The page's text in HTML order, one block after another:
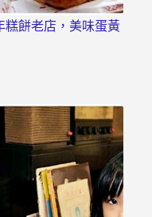
糕餅老店，美味蛋黃